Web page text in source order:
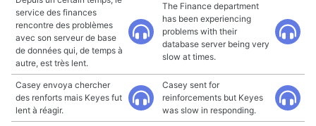
service des finances
rencontre des problèmes
avec son serveur de base
de données qui, de temps à
autre, est très lent.
The Finance department
has been experiencing
problems with their
database server being very
slow at times.
Casey envoya chercher
des renforts mais Keyes fut
lent à réagir.
Casey sent for
reinforcements but Keyes
was slow in responding.